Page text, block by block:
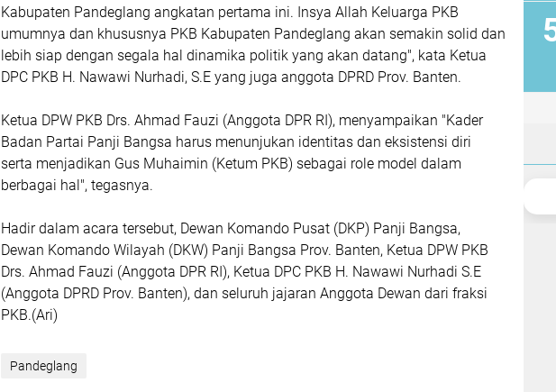
Kabupaten Pandeglang angkatan pertama ini. Insya Allah Keluarga PKB
umumnya dan khususnya PKB Kabupaten Pandeglang akan semakin solid dan
lebih siap dengan segala hal dinamika politik yang akan datang", kata Ketua
DPC PKB H. Nawawi Nurhadi, S.E yang juga anggota DPRD Prov. Banten.
Ketua DPW PKB Drs. Ahmad Fauzi (Anggota DPR RI), menyampaikan "Kader
Badan Partai Panji Bangsa harus menunjukan identitas dan eksistensi diri
serta menjadikan Gus Muhaimin (Ketum PKB) sebagai role model dalam
berbagai hal", tegasnya.
Hadir dalam acara tersebut, Dewan Komando Pusat (DKP) Panji Bangsa,
Dewan Komando Wilayah (DKW) Panji Bangsa Prov. Banten, Ketua DPW PKB
Drs. Ahmad Fauzi (Anggota DPR RI), Ketua DPC PKB H. Nawawi Nurhadi S.E
(Anggota DPRD Prov. Banten), dan seluruh jajaran Anggota Dewan dari fraksi
PKB.(Ari)
Pandeglang